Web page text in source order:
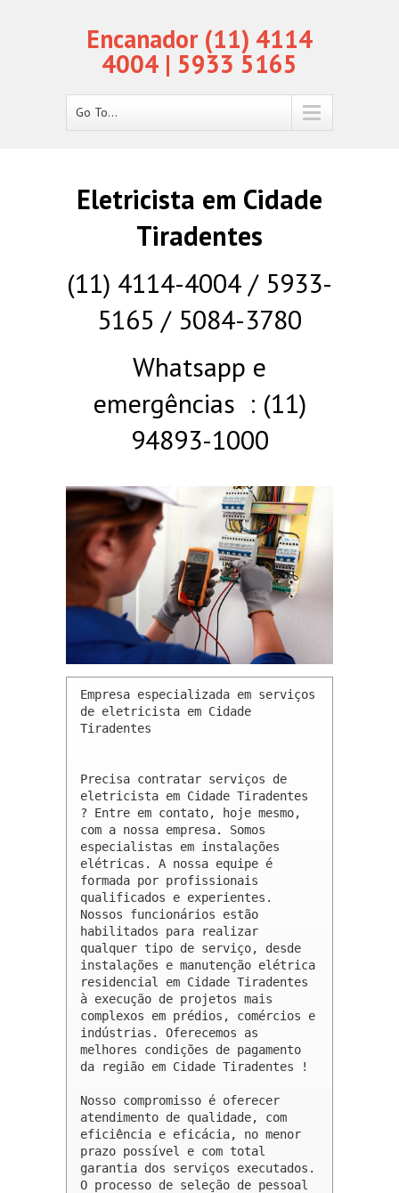
Encanador (11) 4114
4004 | 5933 5165
Go To...
Eletricista em Cidade
Tiradentes
(11) 4114-4004 / 5933-
5165 / 5084-3780
Whatsapp e
emergências : (11)
94893-1000
Empresa especializada em serviços
de eletricista em Cidade
Tiradentes
Precisa contratar serviços de
eletricista em Cidade Tiradentes
? Entre em contato, hoje mesmo,
com a nossa empresa. Somos
especialistas em instalações
elétricas. A nossa equipe é
formada por profissionais
qualificados e experientes.
Nossos funcionários estão
habilitados para realizar
qualquer tipo de serviço, desde
instalações e manutenção elétrica
residencial em Cidade Tiradentes
à execução de projetos mais
complexos em prédios, comércios e
indústrias. Oferecemos as
melhores condições de pagamento
da região em Cidade Tiradentes !
Nosso compromisso é oferecer
atendimento de qualidade, com
eficiência e eficácia, no menor
prazo possível e com total
garantia dos serviços executados.
O processo de seleção de pessoal